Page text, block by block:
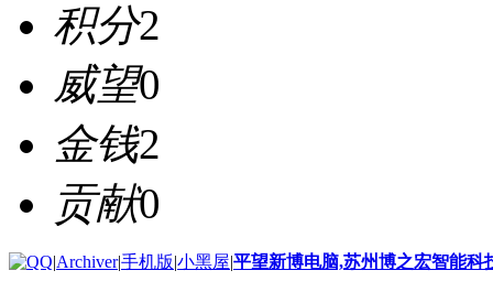
积分2
威望0
金钱2
贡献0
|Archiver|手机版|小黑屋|平望新博电脑,苏州博之宏智能科